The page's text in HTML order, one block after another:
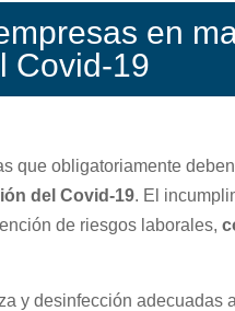
en
Covid-19
que obligatoriamente
del Covid-19. El
de riesgos laborales,
y desinfección adecuadas